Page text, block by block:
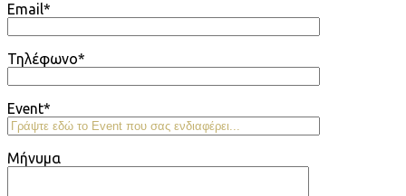
Email*
Τηλέφωνο*
Event*
Μήνυμα